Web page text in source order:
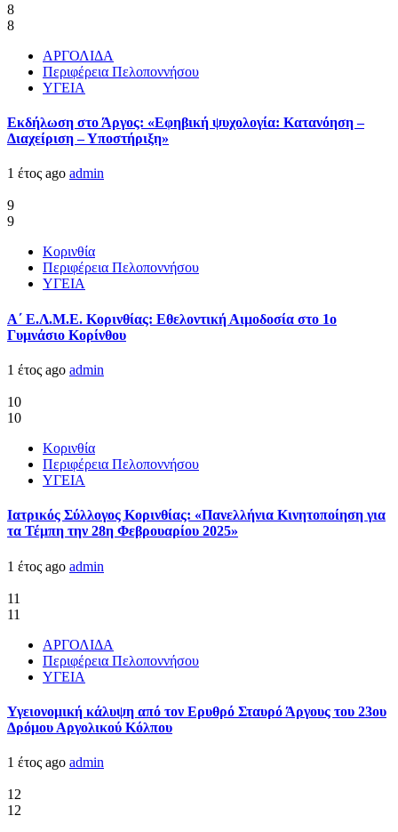
8
8
ΑΡΓΟΛΙΔΑ
Περιφέρεια Πελοποννήσου
ΥΓΕΙΑ
Εκδήλωση στο Άργος: «Εφηβική ψυχολογία: Κατανόηση –
Διαχείριση – Υποστήριξη»
1 έτος ago admin
9
9
Κορινθία
Περιφέρεια Πελοποννήσου
ΥΓΕΙΑ
Α΄ Ε.Λ.Μ.Ε. Κορινθίας: Εθελοντική Αιμοδοσία στο 1ο
Γυμνάσιο Κορίνθου
1 έτος ago admin
10
10
Κορινθία
Περιφέρεια Πελοποννήσου
ΥΓΕΙΑ
Ιατρικός Σύλλογος Κορινθίας: «Πανελλήνια Κινητοποίηση για
τα Τέμπη την 28η Φεβρουαρίου 2025»
1 έτος ago admin
11
11
ΑΡΓΟΛΙΔΑ
Περιφέρεια Πελοποννήσου
ΥΓΕΙΑ
Υγειονομική κάλυψη από τον Ερυθρό Σταυρό Άργους του 23ου
Δρόμου Αργολικού Κόλπου
1 έτος ago admin
12
12